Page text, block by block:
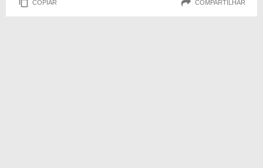
COPIAR COMPARTILHAR